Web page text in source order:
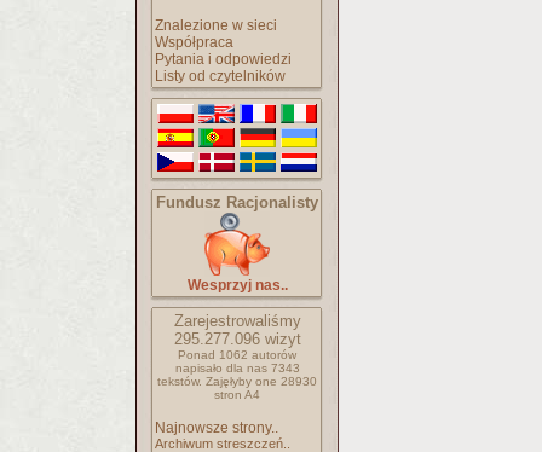
Znalezione w sieci
Współpraca
Pytania i odpowiedzi
Listy od czytelników
Fundusz Racjonalisty
Wesprzyj nas..
Zarejestrowaliśmy
295.277.096wizyt
Ponad 1062 autorów
napisało dla nas 7343
tekstów. Zajęłyby one 28930
stron A4
Najnowsze strony..
Archiwum streszczeń..